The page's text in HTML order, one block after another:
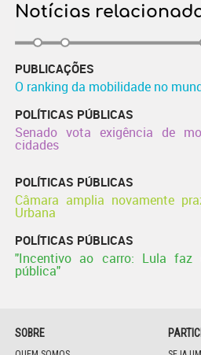
Notícias
PUBLICAÇÕES
O ranking da mobilidade no
POLÍTICAS PÚBLICAS
Senado vota exigência de
cidades
POLÍTICAS PÚBLICAS
Câmara amplia novamente
Urbana
POLÍTICAS PÚBLICAS
"Incentivo ao carro: Lula faz
pública"
SOBRE